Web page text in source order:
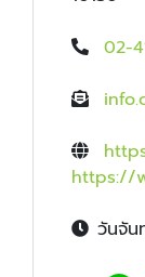
02-
https://
วันจัน